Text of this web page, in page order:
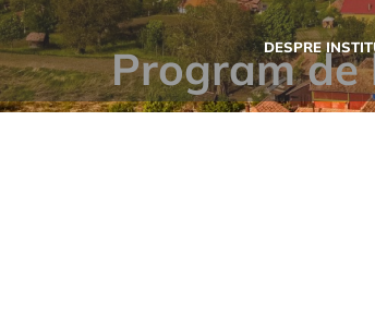
DESPRE
Program de